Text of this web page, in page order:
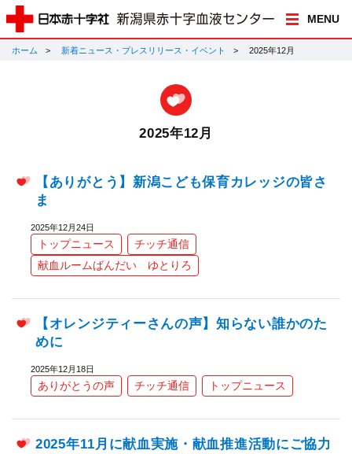
MENU
ホーム 新着ニュース・プレスリリース・イベント 2025年12月
2025年12月
【ありがとう】新潟こども保育カレッジの皆さ
ま
2025年12月24日
トップニュース
チッチ通信
献血ルームばんだい ゆとりろ
【オレンジティーさんの声】知らない誰かのた
めに
2025年12月18日
ありがとうの声 チッチ通信 トップニュース
2025年11月に献血実施・献血推進活動にご協力